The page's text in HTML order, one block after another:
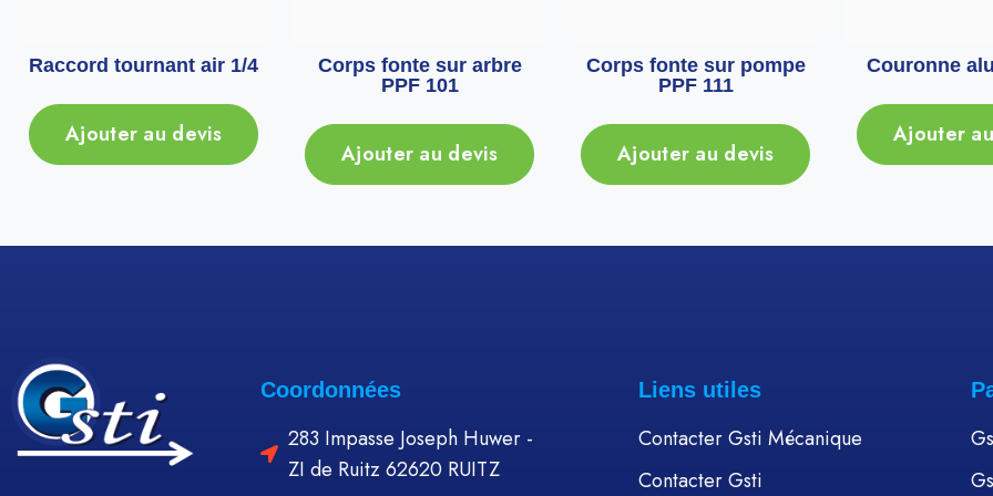
Raccord tournant air 1/4
Ajouter au devis
Corps fonte sur arbre
PPF 101
Ajouter au devis
Corps fonte sur pompe
PPF 111
Ajouter au devis
Couronne
Ajouter
Coordonnées
283 Impasse Joseph Huwer -
ZI de Ruitz 62620 RUITZ
Liens utiles
Contacter Gsti Mécanique
Contacter Gsti